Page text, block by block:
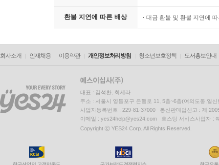
노력하지 않을 노력 275 떡잎 276 좋다 277
거울 278 봄꽃 279
환불 지연에 따른 배상 대금 환불 및 환불 지연에
회사소개 인재채용 이용약관 개인정보처리방침 청소년보호정책 도서홍보안내
대표 : 김석환, 최세라
주소 : 서울시 영등포구 은행로 11, 5층~6층(여의도동,일신
사업자등록번호 : 229-81-37000 통신판매업신고 : 제
이메일 : yes24help@yes24.com 호스팅 서비스사업자 :
Copyright ⓒ YES24 Corp. All Rights Reserved.